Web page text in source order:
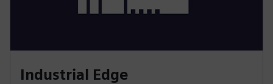
Industrial Edge